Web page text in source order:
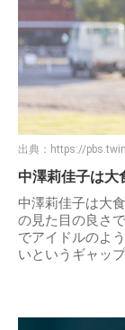
出典： https://
中澤莉佳子は大
中澤莉佳子は大
の見た目の良さ
でアイドルのよ
いというギャッ